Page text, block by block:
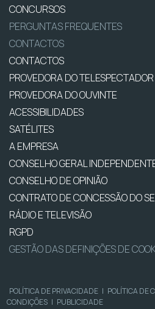
CONCURSOS
PERGUNTAS FREQUENTES
CONTACTOS
CONTACTOS
PROVEDORA DO TELESPECTADOR
PROVEDORA DO OUVINTE
ACESSIBILIDADES
SATÉLITES
A EMPRESA
CONSELHO GERAL
CONSELHO DE OPINIÃO
CONTRATO DE CONCESSÃO DO
RÁDIO E TELEVISÃO
RGPD
GESTÃO DAS DEFINIÇÕES DE
POLÍTICA DE PRIVACIDADE | POLÍTICA DE
CONDIÇÕES | PUBLICIDADE